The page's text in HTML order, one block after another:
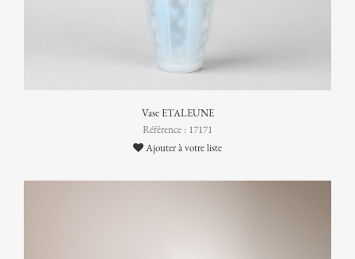
Vase ETALEUNE
Référence : 17171
Ajouter à votre liste